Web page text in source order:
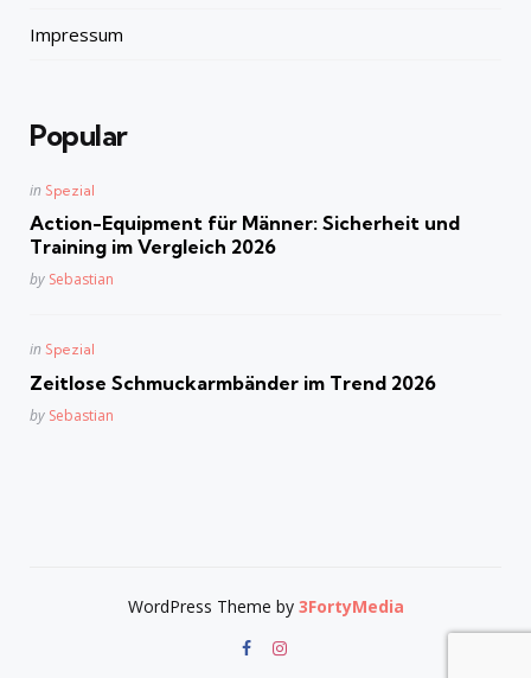
Impressum
Popular
Posted
in Spezial
Action-Equipment für Männer: Sicherheit und
Training im Vergleich 2026
Posted
by Sebastian
Posted
in Spezial
Zeitlose Schmuckarmbänder im Trend 2026
Posted
by Sebastian
WordPress Theme by 3FortyMedia